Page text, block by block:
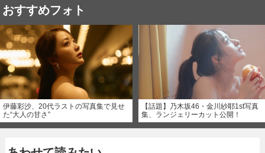
おすすめフォト
伊藤彩沙、20代ラストの写真集で見せ
た“大人の甘さ”
【話題】乃木坂46・金川紗耶1st写真
集、ランジェリーカット公開！